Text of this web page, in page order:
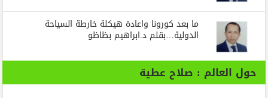
ما بعد كورونا واعادة هيكلة خارطة السياحة
الدولية…بقلم د.ابراهيم بظاظو
حول العالم : صلاح عطية